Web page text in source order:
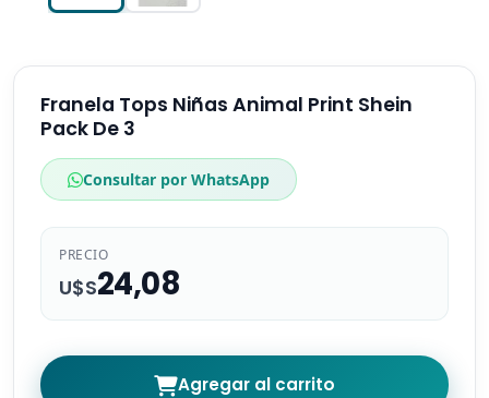
Franela Tops Niñas Animal Print Shein
Pack De 3
Consultar por WhatsApp
PRECIO
U$S24,08
Agregar al carrito